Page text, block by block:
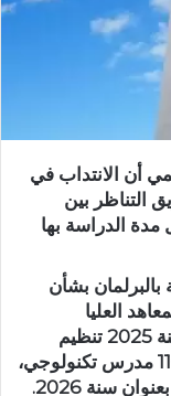
أن الانتداب في
التناظر بين
الدراسة بها
بشأن
العليا
للدراسات التكنولوجية، أنها تولت خلال سنة 2025 تنظيم
مناظرة في الغرض أسفرت عن انتداب 110 مدرس تكنولوجي،